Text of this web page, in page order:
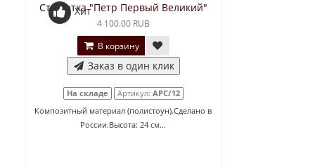
Хит
Статуэтка "Петр Первый Великий"
4 100.00 RUB
В корзину
Заказ в один клик
На складе Артикул: АРС/12
Композитный материал (полистоун).Сделано в
России.Высота: 24 см...